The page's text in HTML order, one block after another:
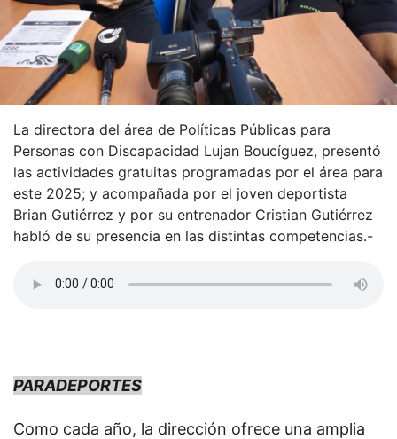
La directora del área de Políticas Públicas para
Personas con Discapacidad Lujan Boucíguez, presentó
las actividades gratuitas programadas por el área para
este 2025; y acompañada por el joven deportista
Brian Gutiérrez y por su entrenador Cristian Gutiérrez
habló de su presencia en las distintas competencias.-
PARADEPORTES
Como cada año, la dirección ofrece una amplia